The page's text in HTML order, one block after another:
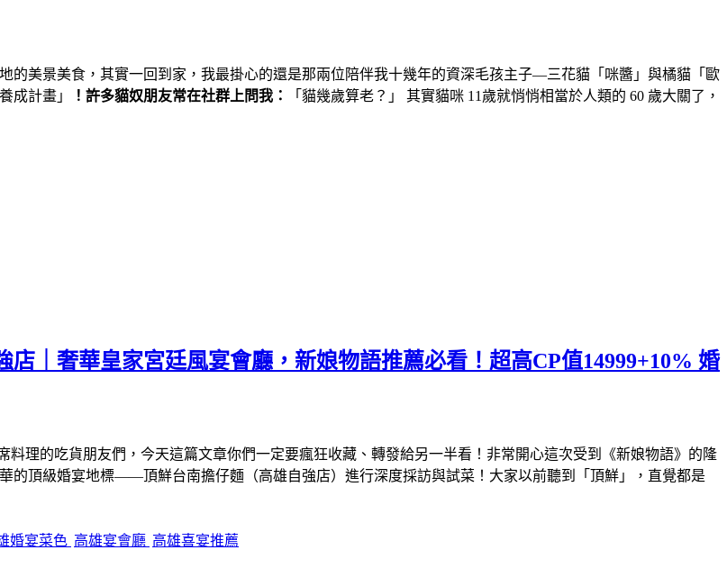
的美景美食，其實一回到家，我最掛心的還是那兩位陪伴我十幾年的資深毛孩主子—三花貓「咪醬」與橘貓「歐
成計畫」
！ 許多貓奴朋友常在社群上問我：
「貓幾歲算老？」 其實貓咪 11歲就悄悄相當於人類的 60 歲大關了，
店｜奢華皇家宮廷風宴會廳，新娘物語推薦必看！超高CP值14999+10% 婚
理的吃貨朋友們，今天這篇文章你們一定要瘋狂收藏、轉發給另一半看！非常開心這次受到《新娘物語》的隆
的頂級婚宴地標——頂鮮台南擔仔麵（高雄自強店）進行深度採訪與試菜！大家以前聽到「頂鮮」，直覺都是
婚宴菜色 高雄宴會廳 高雄喜宴推薦